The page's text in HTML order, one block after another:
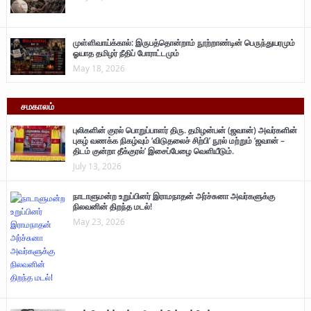
முள்ளிவாய்க்கால்: இருபத்தொன்றாம் நூற்றாண்டின் பெருந்துயரமும்
ஓயாத தமிழர் நீதிப் போராட்டமும்
May 18, 2026
சமகாலம்
புலிகளின் குரல் பொறுப்பாளர் திரு. தமிழன்பன் (ஜவான்) அவர்களின்
புகழ் வணக்க நிகழ்வும் ‘விடுதலைச் சிற்பி’ நூல் மற்றும் ‘ஜவான் –
திடம் குன்றா தீக்குரல்’ இசைப்பேழை வெளியீடும்.
July 13, 2026
நாடாளுமன்ற உறுப்பினர் இராமநாதன் அர்ச்சுனா அவர்களுக்கு
நிலவனின் திறந்த மடல்!
May 23, 2026